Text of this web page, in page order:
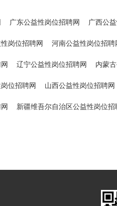
广东公益性岗位招聘网 广西公
岗位招聘网 河南公益性岗位招聘
辽宁公益性岗位招聘网 内蒙
位招聘网 山西公益性岗位招聘网
新疆维吾尔自治区公益性岗位招